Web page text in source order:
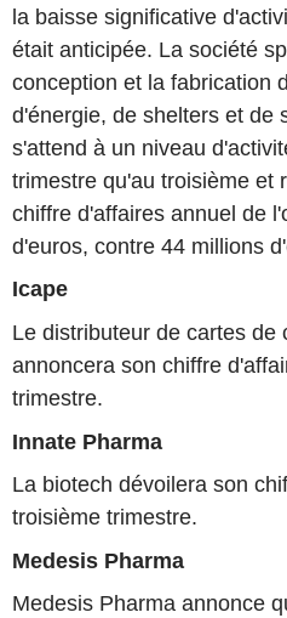
la baisse significative
était anticipée. La société
conception et la fabrication
d'énergie, de shelters et de
s'attend à un niveau
trimestre qu'au troisième et
chiffre d'affaires annuel de
d'euros, contre 44 millions
Icape
Le distributeur de cartes de
annoncera son chiffre
trimestre.
Innate Pharma
La biotech dévoilera son
troisième trimestre.
Medesis Pharma
Medesis Pharma annonce